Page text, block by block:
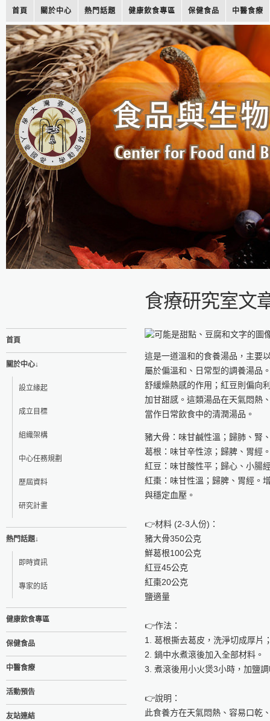
首頁 關於中心 熱門話題 健康飲食專區 保健食品 中醫食療
食療研究室文
首頁
關於中心↓
設立緣起
成立目標
組織架構
中心任務規劃
歷屆資料
研究計畫
熱門話題↓
即時資訊
專家的話
健康飲食專區
保健食品
中醫食療
活動預告
友站連結
這是一道溫和的食養湯品，主要
屬於偏溫和、日常型的調養湯品
舒緩燥熱感的作用；紅豆則偏向
加甘甜感。這類湯品在天氣悶熱
當作日常飲食中的清潤湯品。
豬大骨：味甘鹹性溫；歸肺、腎
葛根：味甘辛性涼；歸脾、胃經
紅豆：味甘酸性平；歸心、小腸
紅棗：味甘性溫；歸脾、胃經。
與穩定血壓。
👉材料 (2-3人份)：
豬大骨350公克
鮮葛根100公克
紅豆45公克
紅棗20公克
鹽適量
👉作法：
1. 葛根撕去葛皮，洗淨切成厚片
2. 鍋中水煮滾後加入全部材料。
3. 煮滾後用小火煲3小時，加鹽
👉說明：
此食養方在天氣悶熱、容易口乾